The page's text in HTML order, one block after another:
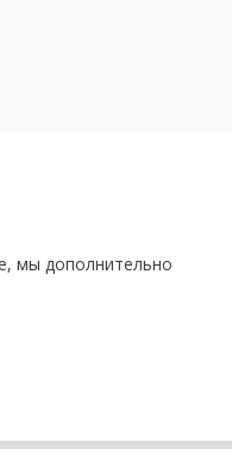
мы дополнительно